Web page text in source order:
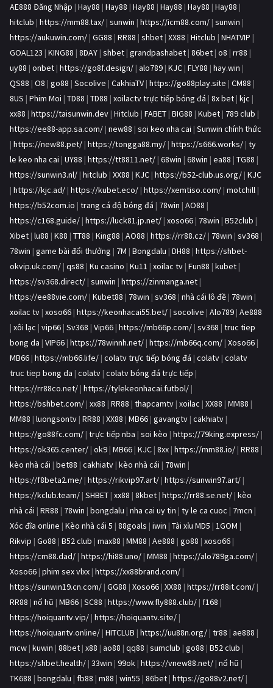
AE888 Đăng Nhập | Hay88 | Hay88 | Hay88 | Hay88 | Hay88 | Hay88 |
hitclub | https://mm88.tax/ | sunwin | https://icm88.com/ | sunwin |
https://aukuwin.com/ | GG88 | RR88 | shbet | XX88 | Hitclub | NHATVIP |
GOAL123 | KING88 | 8DAY | shbet | grandpashabet | 86bet | o8 | rr88 |
uy88 | onbet | https://go8f.design/ | alo789 | KJC | FLY88 | hay.win |
QS88 | O8 | go88 | Socolive | CakhiaTV | https://go88play.site | CM88 |
8US | Phim Moi | TD88 | TD88 | xoilactv trực tiếp bóng đá | 8x bet | kjc |
xx88 | https://taisunwin.dev | Hitclub | FABET | BIG88 | Kubet | 789 club |
https://ee88-app.sa.com/ | new88 | soi keo nha cai | Sunwin chính thức
| https://new88.pet/ | https://tongga88.my/ | https://s666.works/ | ty
le keo nha cai | UY88 | https://tt8811.net/ | 68win | 68win | ea88 | TG88 |
https://sunwin3.nl/ | hitclub | XX88 | KJC | https://b52-club.us.org/ | KJC
| https://kjc.ad/ | https://kubet.eco/ | https://xemtiso.com/ | motchill |
https://b52com.io | trang cá độ bóng đá | 78win | AO88 |
https://c168.guide/ | https://luck81.jp.net/ | xoso66 | 78win | B52club |
Xibet | lu88 | K88 | TT88 | King88 | AO88 | https://rr88.cz/ | 78win | sv368 |
78win | game bài đổi thưởng | 7M | Bongdalu | DH88 | https://shbet-
okvip.uk.com/ | qs88 | Ku casino | Ku11 | xoilac tv | Fun88 | kubet |
https://sv368.direct/ | sunwin | https://zinmanga.net |
https://ee88vie.com/ | Kubet88 | 78win | sv368 | nhà cái lô đề | 78win |
xoilac tv | xoso66 | https://keonhacai55.bet/ | socolive | Alo789 | Ae888
| xôi lạc | vip66 | Sv368 | Vip66 | https://mb66p.com/ | sv368 | truc tiep
bong da | VIP66 | https://78winnh.net/ | https://mb66q.com/ | Xoso66 |
MB66 | https://mb66.life/ | colatv trực tiếp bóng đá | colatv | colatv
truc tiep bong da | colatv | colatv bóng đá trực tiếp |
https://rr88co.net/ | https://tylekeonhacai.futbol/ |
https://bshbet.com/ | xx88 | RR88 | thapcamtv | xoilac | XX88 | MM88 |
MM88 | luongsontv | RR88 | XX88 | MB66 | gavangtv | cakhiatv |
https://go88fc.com/ | trực tiếp nba | soi kèo | https://79king.express/ |
https://ok365.center/ | ok9 | MB66 | KJC | 8xx | https://mm88.io/ | RR88 |
kèo nhà cái | bet88 | cakhiatv | kèo nhà cái | 78win |
https://f8beta2.me/ | https://rikvip97.art/ | https://sunwin97.art/ |
https://kclub.team/ | SHBET | xx88 | 8kbet | https://rr88.se.net/ | kèo
nhà cái | RR88 | 78win | bongdalu | nha cai uy tin | ty le ca cuoc | 7mcn |
Xóc đĩa online | Kèo nhà cái 5 | 88goals | iwin | Tài xỉu MD5 | 1GOM |
Rikvip | Go88 | B52 club | max88 | MM88 | Ae888 | go88 | xoso66 |
https://cm88.dad/ | https://hi88.uno/ | MM88 | https://alo789ga.com/ |
Xoso66 | phim sex vlxx | https://xx88brand.com/ |
https://sunwin19.cn.com/ | GG88 | Xoso66 | XX88 | https://rr88it.com/ |
RR88 | nổ hũ | MB66 | SC88 | https://www.fly888.club/ | f168 |
https://hoiquantv.vip/ | https://hoiquantv.site/ |
https://hoiquantv.online/ | HITCLUB | https://uu88n.org/ | tr88 | ae888 |
mcw | kuwin | 88bet | x88 | ao88 | qq88 | sumclub | go88 | B52 club |
https://shbet.health/ | 33win | 99ok | https://vnew88.net/ | nổ hũ |
TK688 | bongdalu | fb88 | m88 | win55 | 86bet | https://go88v2.net/ |